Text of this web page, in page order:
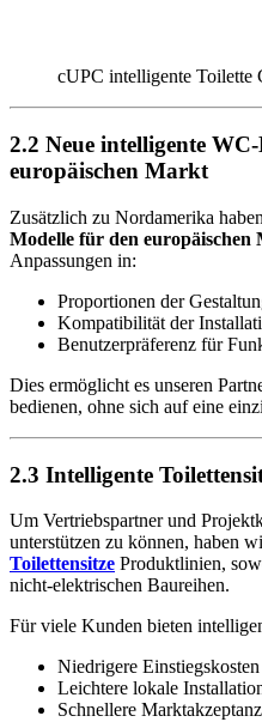
cUPC intelligente Toilette
2.2 Neue intelligente
europäischen Markt
Zusätzlich zu Nordamerika
Modelle für den
Anpassungen in:
Proportionen der
Kompatibilität der
Benutzerpräferenz für
Dies ermöglicht es unseren
bedienen, ohne sich auf eine
2.3 Intelligente
Um Vertriebspartner und
unterstützen zu können, haben
Toilettensitze Produktlinien,
nicht-elektrischen Baureihen.
Für viele Kunden bieten
Niedrigere Einstiegskosten
Leichtere lokale
Schnellere Marktakzeptanz